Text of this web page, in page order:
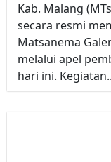
Kab. Malang
secara resmi
Matsanema
melalui apel
hari ini.